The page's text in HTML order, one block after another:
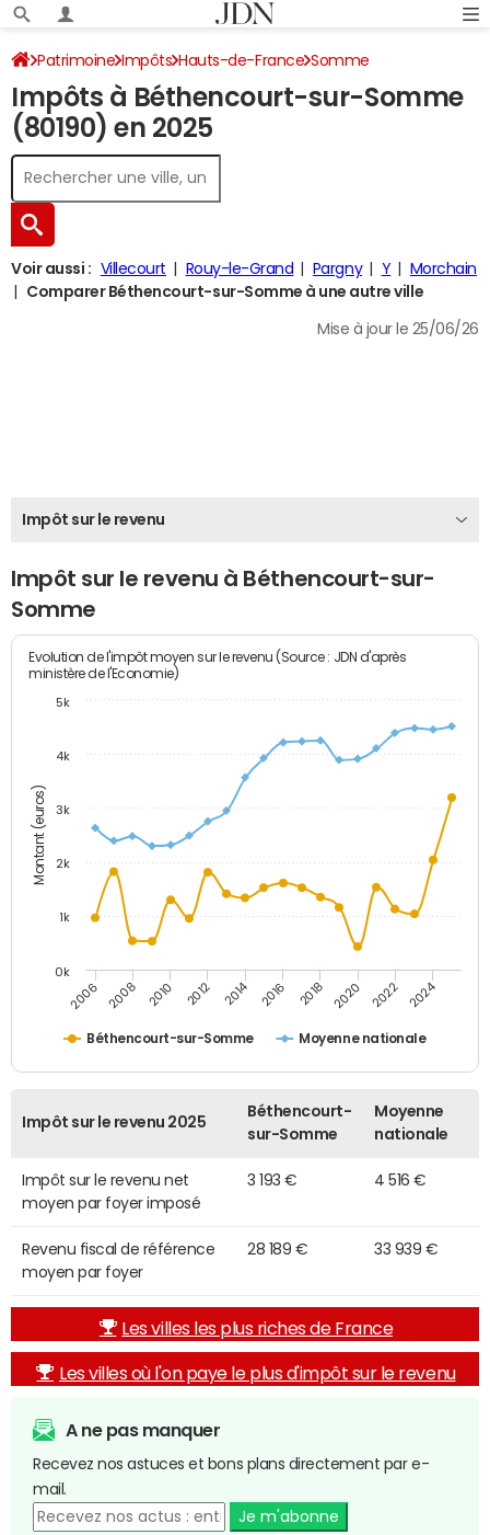
Patrimoine Impôts Hauts-de-France Somme
Béthencourt-sur-Somme Impôt sur le revenu
Impôts à Béthencourt-sur-Somme
(80190) en 2025
Voir aussi : Villecourt Rouy-le-Grand Pargny Y
Morchain
Comparer Béthencourt-sur-Somme à une autre ville
Mise à jour le 25/06/26
Impôt sur le revenu
Impôt sur le revenu à Béthencourt-sur-
Somme
Montant (euros)
Evolution de l'impôt moyen sur le revenu (Source : JDN d'après
ministère de l'Economie)
Béthencourt-sur-Somme Moyenne nationale
2006 2008 2010 2012 2014 2016 2018 2020 2022 2024
0k
1k
2k
3k
4k
5k
Impôt sur le revenu 2025
Béthencourt-
sur-Somme
Moyenne
nationale
Impôt sur le revenu net
moyen par foyer imposé
3 193 € 4 516 €
Revenu fiscal de référence
moyen par foyer
28 189 € 33 939 €
Les villes les plus riches de France
Les villes où l'on paye le plus d'impôt sur le revenu
A ne pas manquer
Recevez nos astuces et bons plans directement par e-
mail.
Je m'abonne